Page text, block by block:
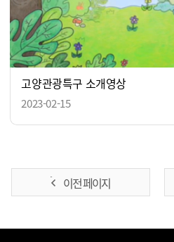
고양관광특구 소개영상
2023-02-15
이전 페이지